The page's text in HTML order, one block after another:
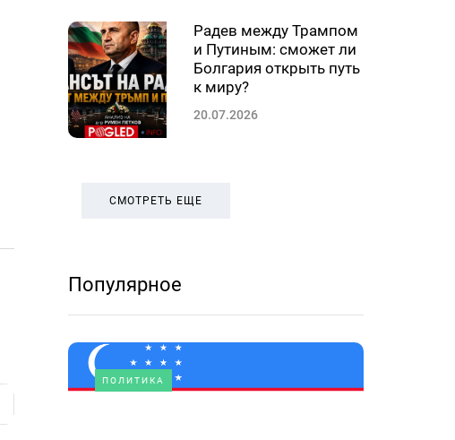
Радев между Трампом
и Путиным: сможет ли
Болгария открыть путь
к миру?
20.07.2026
СМОТРЕТЬ ЕЩЕ
Популярное
ПОЛИТИКА